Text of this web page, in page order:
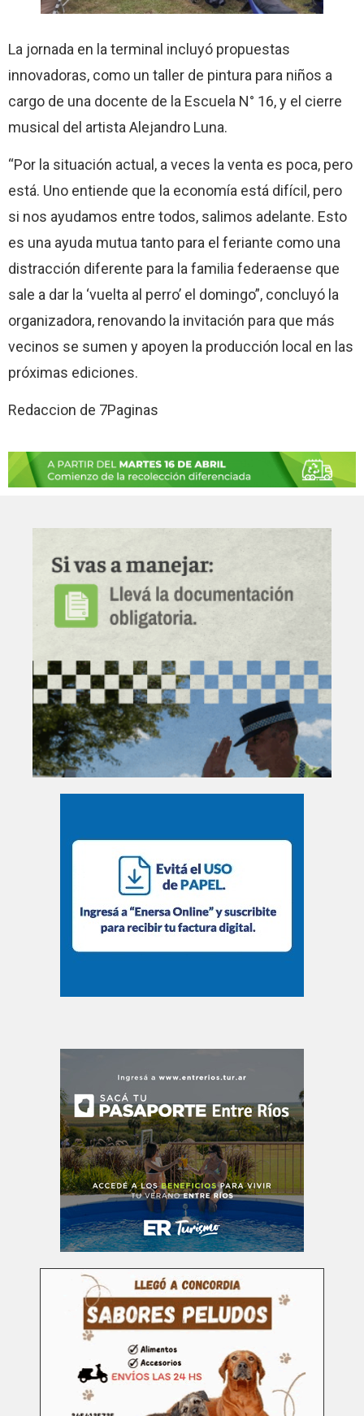
La jornada en la terminal incluyó propuestas
innovadoras, como un taller de pintura para niños a
cargo de una docente de la Escuela N° 16, y el cierre
musical del artista Alejandro Luna.
“Por la situación actual, a veces la venta es poca, pero
está. Uno entiende que la economía está difícil, pero
si nos ayudamos entre todos, salimos adelante. Esto
es una ayuda mutua tanto para el feriante como una
distracción diferente para la familia federaense que
sale a dar la ‘vuelta al perro’ el domingo”, concluyó la
organizadora, renovando la invitación para que más
vecinos se sumen y apoyen la producción local en las
próximas ediciones.
Redaccion de 7Paginas